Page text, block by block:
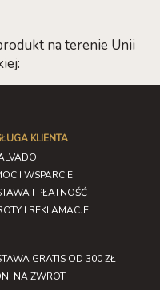
na terenie Unii
KLIENTA
I WSPARCIE
I PŁATNOŚĆ
I REKLAMACJE
GRATIS OD 300 ZŁ
NA ZWROT